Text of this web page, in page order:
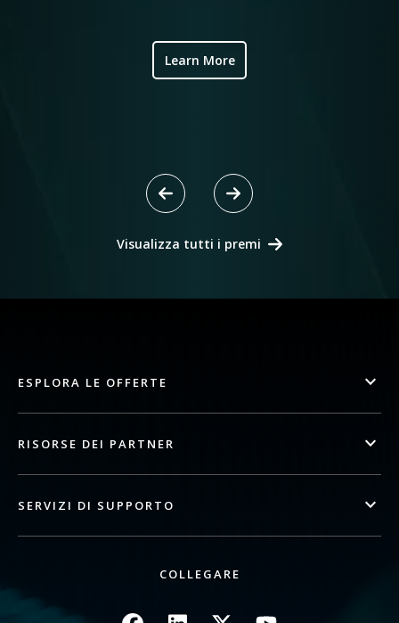
Learn More
Visualizza tutti i premi
ESPLORA LE OFFERTE
RISORSE DEI PARTNER
SERVIZI DI SUPPORTO
COLLEGARE